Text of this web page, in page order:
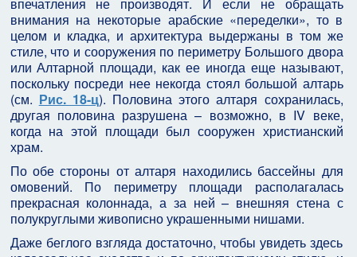
внимания на некоторые арабские «переделки», то в
целом и кладка, и архитектура выдержаны в том же
стиле, что и сооружения по периметру Большого двора
или Алтарной площади, как ее иногда еще называют,
поскольку посреди нее некогда стоял большой алтарь
(см. Рис. 18-ц). Половина этого алтаря сохранилась,
другая половина разрушена – возможно, в IV веке,
когда на этой площади был сооружен христианский
храм.
По обе стороны от алтаря находились бассейны для
омовений. По периметру площади располагалась
прекрасная колоннада, а за ней – внешняя стена с
полукруглыми живописно украшенными нишами.
Даже беглого взгляда достаточно, чтобы увидеть здесь